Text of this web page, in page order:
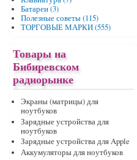
Батареи (3)
Полезные советы (115)
ТОРГОВЫЕ МАРКИ (555)
Товары на
Бибиревском
радиорынке
Экраны (матрицы) для
ноутбуков
Зарядные устройства для
ноутбуков
Зарядные устройства для Apple
Аккумуляторы для ноутбуков